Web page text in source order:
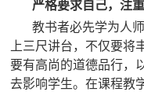
严格要求自己，注
教书者必先学为人
上三尺讲台，不仅要将
要有高尚的道德品行，
去影响学生。在课程教